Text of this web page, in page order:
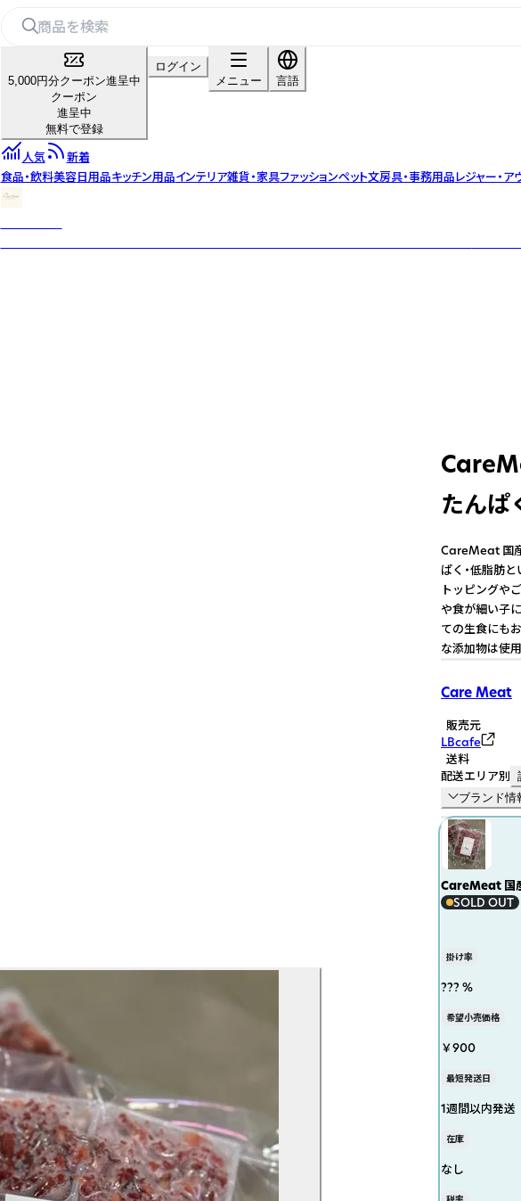
5,000円分クーポン進呈中
クーポン
進呈中
無料で登録
ログイン
メニュー
言語
人気
新着
食品・飲料美容日用品キッチン用品インテリア雑貨・家具ファッションペット文房具・事務用品レジャー・ア
たんぱ
CareMeat 国
ぱく・低脂肪
トッピングや
や食が細い子
ての生食にも
な添加物は使用
Care Meat
販売元
LBcafe
送料
配送エリア別
ブランド情
CareMeat 国産
SOLD OUT
掛け率
??? %
希望小売価格
￥900
最短発送日
1週間以内発送
在庫
なし